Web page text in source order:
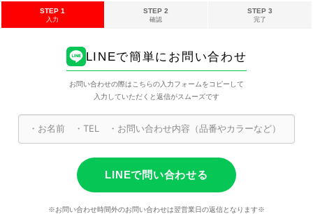
STEP 1
入力
STEP 2
確認
STEP 3
完了
LINEで簡単にお問い合わせ
お問い合わせの際はこちらの入力フォームをコピーして
入力していただくと返信がスムーズです
LINEで問い合わせる
※お問い合わせ時間外のお問い合わせは翌営業日の返信となります※